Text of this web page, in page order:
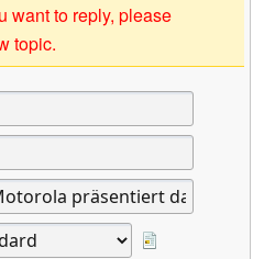
want to reply, please
topic.